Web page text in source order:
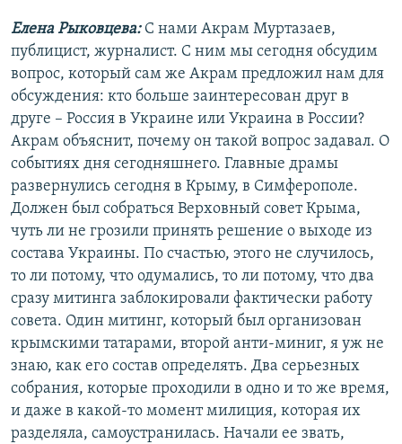
Елена Рыковцева:С нами Акрам Муртазаев,
публицист, журналист. С ним мы сегодня обсудим
вопрос, который сам же Акрам предложил нам для
обсуждения: кто больше заинтересован друг в
друге – Россия в Украине или Украина в России?
Акрам объяснит, почему он такой вопрос задавал. О
событиях дня сегодняшнего. Главные драмы
развернулись сегодня в Крыму, в Симферополе.
Должен был собраться Верховный совет Крыма,
чуть ли не грозили принять решение о выходе из
состава Украины. По счастью, этого не случилось,
то ли потому, что одумались, то ли потому, что два
сразу митинга заблокировали фактически работу
совета. Один митинг, который был организован
крымскими татарами, второй анти-миниг, я уж не
знаю, как его состав определять. Два серьезных
собрания, которые проходили в одно и то же время,
и даже в какой-то момент милиция, которая их
разделяла, самоустранилась. Начали ее звать,